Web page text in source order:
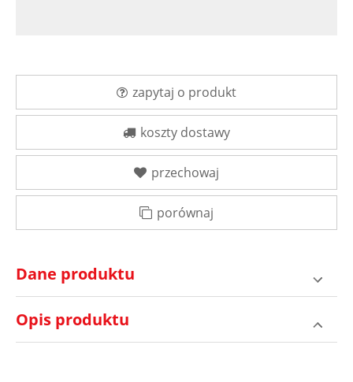
zapytaj o produkt
koszty dostawy
przechowaj
porównaj
Dane produktu
Opis produktu